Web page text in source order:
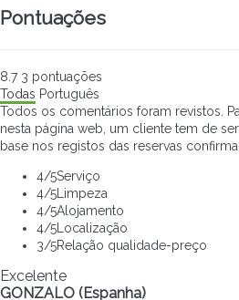
Pontuações
8.7 3 pontuações
Todas Português
Todos os comentários foram revistos.
nesta página web, um cliente tem de
base nos registos das reservas
4/5Serviço
4/5 Limpeza
4/5Alojamento
4/5 Localização
3/5Relação qualidade-preço
Excelente
GONZALO (Espanha)